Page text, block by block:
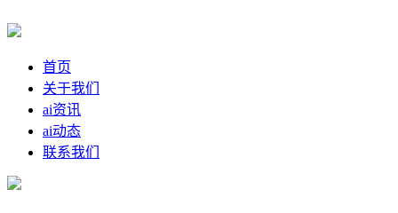
首页
关于我们
ai资讯
ai动态
联系我们